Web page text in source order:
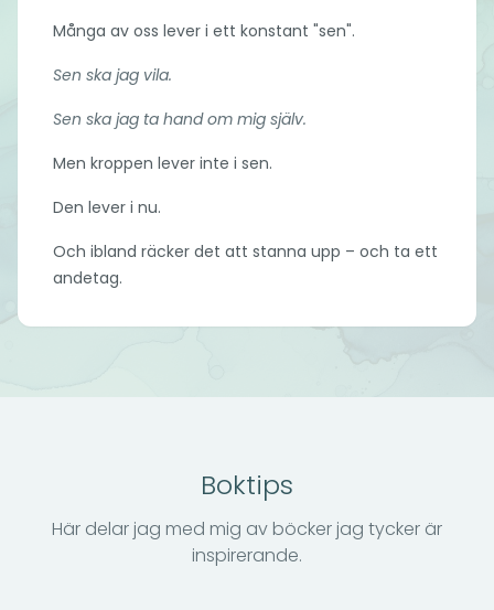
Många av oss lever i ett konstant "sen".
Sen ska jag vila.
Sen ska jag ta hand om mig själv.
Men kroppen lever inte i sen.
Den lever i nu.
Och ibland räcker det att stanna upp – och ta ett
andetag.
Boktips
Här delar jag med mig av böcker jag tycker är
inspirerande.